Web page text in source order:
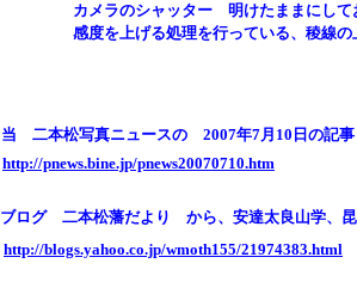
カメラのシャッター 明けたままにし
感度を上げる処理を行っている、稜線
当 二本松写真ニュースの 2007年7月10日の記事
http://pnews.bine.jp/pnews20070710.htm
ブログ 二本松藩だより から、安達太良山学、昆
http://blogs.yahoo.co.jp/wmoth155/21974383.html